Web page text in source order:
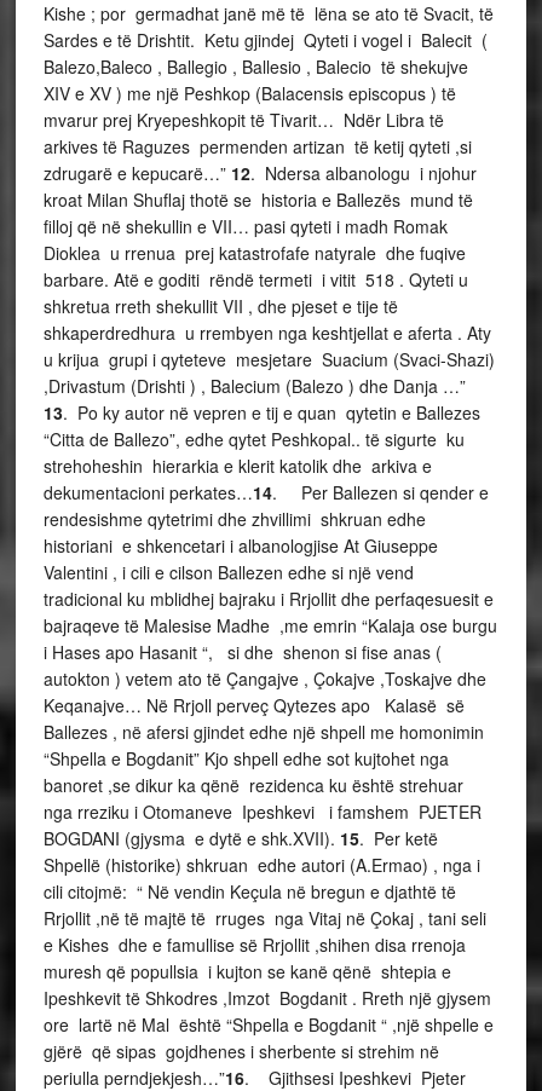
Kishe ; por germadhat janë më të lëna se ato të Svacit, të
Sardes e të Drishtit. Ketu gjindej Qyteti i vogel i Balecit (
Balezo,Baleco , Ballegio , Ballesio , Balecio të shekujve
XIV e XV ) me një Peshkop (Balacensis episcopus ) të
mvarur prej Kryepeshkopit të Tivarit… Ndër Libra të
arkives të Raguzes permenden artizan të ketij qyteti ,si
zdrugarë e kepucarë…” 12. Ndersa albanologu i njohur
kroat Milan Shuflaj thotë se historia e Ballezës mund të
filloj që në shekullin e VII… pasi qyteti i madh Romak
Dioklea u rrenua prej katastrofafe natyrale dhe fuqive
barbare. Atë e goditi rëndë termeti i vitit 518 . Qyteti u
shkretua rreth shekullit VII , dhe pjeset e tije të
shkaperdredhura u rrembyen nga keshtjellat e aferta . Aty
u krijua grupi i qyteteve mesjetare Suacium (Svaci-Shazi)
,Drivastum (Drishti ) , Balecium (Balezo ) dhe Danja …”
13. Po ky autor në vepren e tij e quan qytetin e Ballezes
“Citta de Ballezo”, edhe qytet Peshkopal.. të sigurte ku
strehoheshin hierarkia e klerit katolik dhe arkiva e
dekumentacioni perkates…14. Per Ballezen si qender e
rendesishme qytetrimi dhe zhvillimi shkruan edhe
historiani e shkencetari i albanologjise At Giuseppe
Valentini , i cili e cilson Ballezen edhe si një vend
tradicional ku mblidhej bajraku i Rrjollit dhe perfaqesuesit e
bajraqeve të Malesise Madhe ,me emrin “Kalaja ose burgu
i Hases apo Hasanit “, si dhe shenon si fise anas (
autokton ) vetem ato të Çangajve , Çokajve ,Toskajve dhe
Keqanajve… Në Rrjoll perveç Qytezes apo Kalasë së
Ballezes , në afersi gjindet edhe një shpell me homonimin
“Shpella e Bogdanit” Kjo shpell edhe sot kujtohet nga
banoret ,se dikur ka qënë rezidenca ku është strehuar
nga rreziku i Otomaneve Ipeshkevi i famshem PJETER
BOGDANI (gjysma e dytë e shk.XVII). 15. Per ketë
Shpellë (historike) shkruan edhe autori (A.Ermao) , nga i
cili citojmë: “ Në vendin Keçula në bregun e djathtë të
Rrjollit ,në të majtë të rruges nga Vitaj në Çokaj , tani seli
e Kishes dhe e famullise së Rrjollit ,shihen disa rrenoja
muresh që popullsia i kujton se kanë qënë shtepia e
Ipeshkevit të Shkodres ,Imzot Bogdanit . Rreth një gjysem
ore lartë në Mal është “Shpella e Bogdanit “ ,një shpelle e
gjërë që sipas gojdhenes i sherbente si strehim në
periulla perndjekjesh…”16. Gjithsesi Ipeshkevi Pjeter